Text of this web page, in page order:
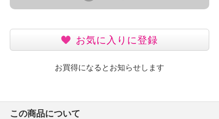
お気に入りに登録
お買得になるとお知らせします
この商品について